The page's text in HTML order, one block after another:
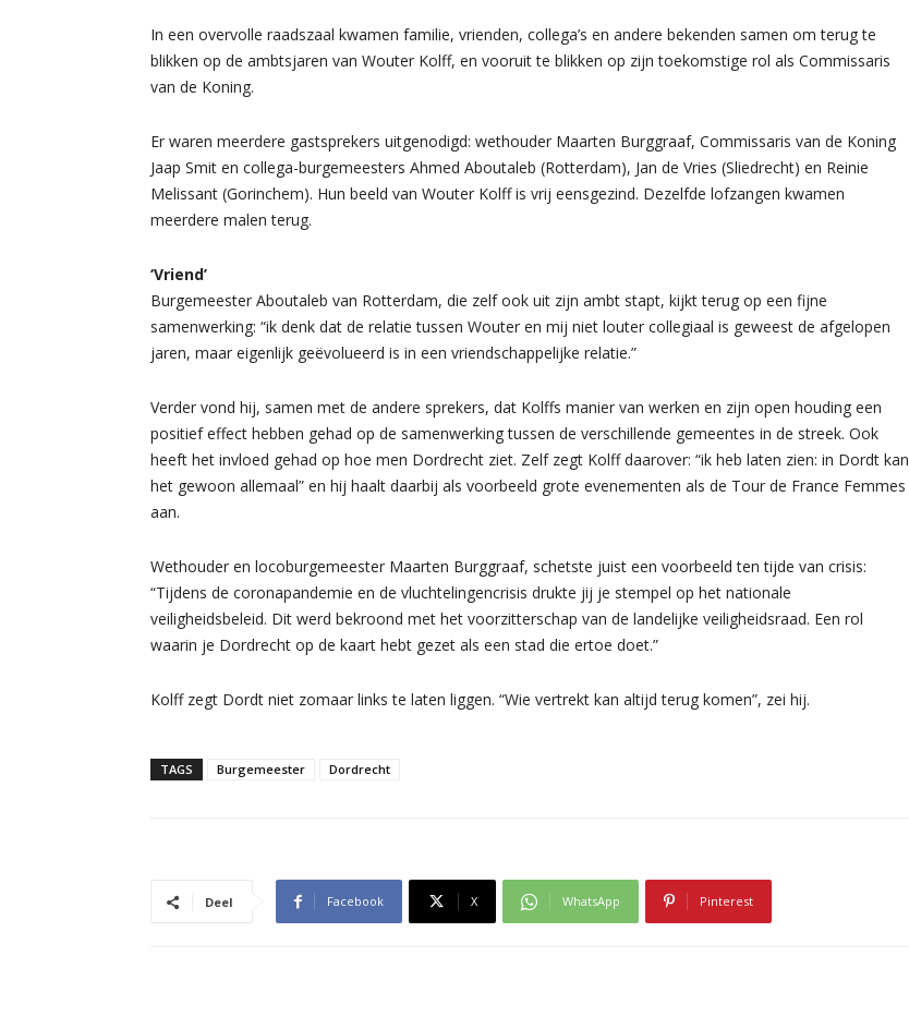
In een overvolle raadszaal kwamen familie, vrienden, collega’s en andere bekenden samen om terug te
blikken op de ambtsjaren van Wouter Kolff, en vooruit te blikken op zijn toekomstige rol als Commissaris
van de Koning.
Er waren meerdere gastsprekers uitgenodigd: wethouder Maarten Burggraaf, Commissaris van de Koning
Jaap Smit en collega-burgemeesters Ahmed Aboutaleb (Rotterdam), Jan de Vries (Sliedrecht) en Reinie
Melissant (Gorinchem). Hun beeld van Wouter Kolff is vrij eensgezind. Dezelfde lofzangen kwamen
meerdere malen terug.
‘Vriend’
Burgemeester Aboutaleb van Rotterdam, die zelf ook uit zijn ambt stapt, kijkt terug op een fijne
samenwerking: “ik denk dat de relatie tussen Wouter en mij niet louter collegiaal is geweest de afgelopen
jaren, maar eigenlijk geëvolueerd is in een vriendschappelijke relatie.”
Verder vond hij, samen met de andere sprekers, dat Kolffs manier van werken en zijn open houding een
positief effect hebben gehad op de samenwerking tussen de verschillende gemeentes in de streek. Ook
heeft het invloed gehad op hoe men Dordrecht ziet. Zelf zegt Kolff daarover: “ik heb laten zien: in Dordt kan
het gewoon allemaal” en hij haalt daarbij als voorbeeld grote evenementen als de Tour de France Femmes
aan.
Wethouder en locoburgemeester Maarten Burggraaf, schetste juist een voorbeeld ten tijde van crisis:
“Tijdens de coronapandemie en de vluchtelingencrisis drukte jij je stempel op het nationale
veiligheidsbeleid. Dit werd bekroond met het voorzitterschap van de landelijke veiligheidsraad. Een rol
waarin je Dordrecht op de kaart hebt gezet als een stad die ertoe doet.”
Kolff zegt Dordt niet zomaar links te laten liggen. “Wie vertrekt kan altijd terug komen”, zei hij.
TAGS Burgemeester Dordrecht
Deel Facebook X WhatsApp Pinterest